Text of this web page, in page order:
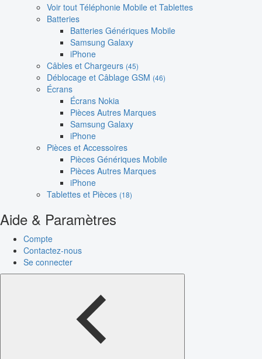
Voir tout Téléphonie Mobile et Tablettes
Batteries
Batteries Génériques Mobile
Samsung Galaxy
iPhone
Câbles et Chargeurs (45)
Déblocage et Câblage GSM (46)
Écrans
Écrans Nokia
Pièces Autres Marques
Samsung Galaxy
iPhone
Pièces et Accessoires
Pièces Génériques Mobile
Pièces Autres Marques
iPhone
Tablettes et Pièces (18)
Aide & Paramètres
Compte
Contactez-nous
Se connecter